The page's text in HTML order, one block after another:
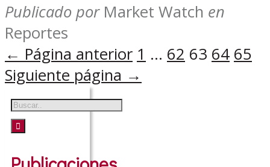
Publicado por Market Watch en
Reportes
Paginación
de
entradas
← Página anterior 1 … 62 63 64 65
Siguiente página →